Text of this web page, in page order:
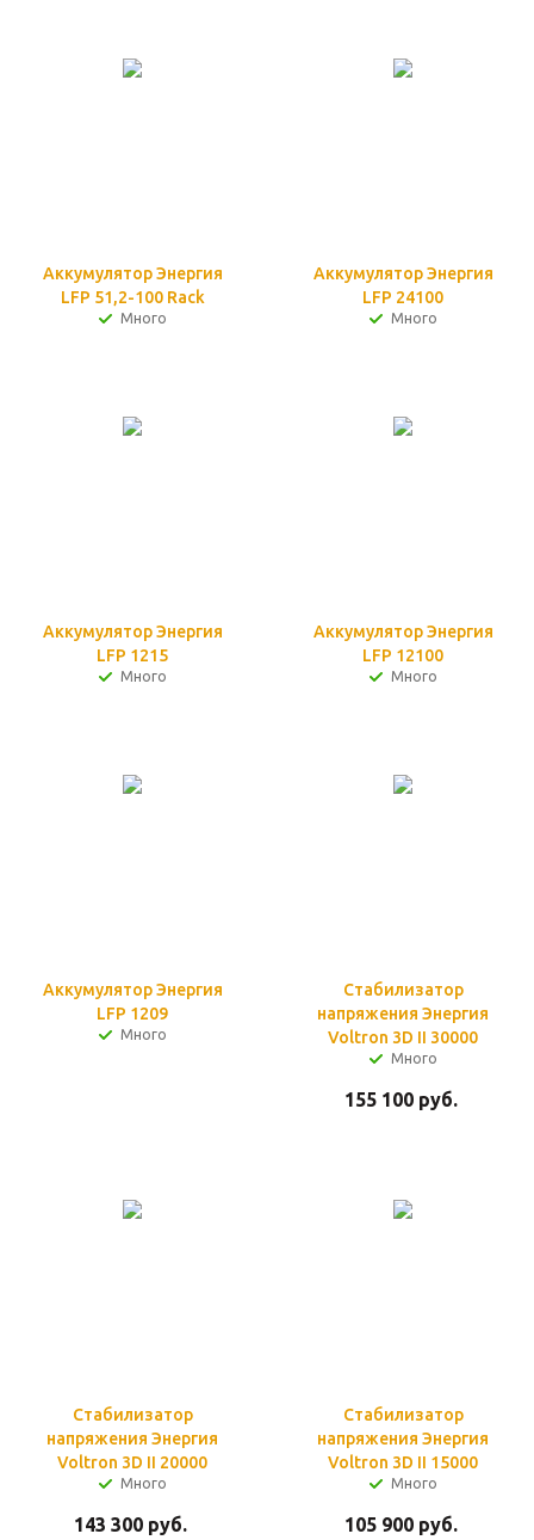
Аккумулятор Энергия
LFP 51,2-100 Rack
Много
Аккумулятор Энергия
LFP 24100
Много
Аккумулятор Энергия
LFP 1215
Много
Аккумулятор Энергия
LFP 12100
Много
Аккумулятор Энергия
LFP 1209
Много
Стабилизатор
напряжения Энергия
Voltron 3D II 30000
Много
155 100руб.
Стабилизатор
напряжения Энергия
Voltron 3D II 20000
Много
143 300руб.
Стабилизатор
напряжения Энергия
Voltron 3D II 15000
Много
105 900руб.